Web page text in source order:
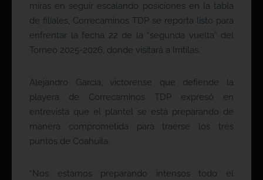
miras en seguir escalando posiciones en la tabla
de filiales, Correcaminos TDP se reporta listo para
enfrentar la fecha 22 de la “segunda vuelta” del
Torneo 2025-2026, donde visitará a Irritilas.
Alejandro García, victorense que defiende la
playera de Correcaminos TDP expresó en
entrevista que el plantel se está preparando de
manera comprometida para traerse los tres
puntos de Coahuila.
“Nos estamos preparando intensos todo el